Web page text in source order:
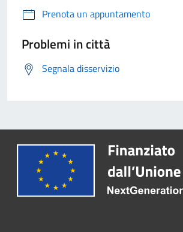
Prenota un appuntamento
Problemi in città
Segnala disservizio